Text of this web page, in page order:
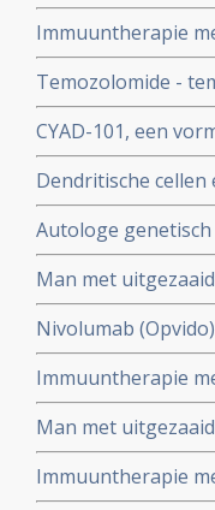
mismatch
pembrolizumab
Immuuntherapie
geeft uitstekende
Temozolomide -
dosis ipilimumab
CYAD-101, een
uitgezaaide
Dendritische
gerandomiseerde
Autologe
(HPV) 16 E6 geeft
HPV gerelateerde
Man met
combinatie van
FOLFOX en
Nivolumab
behandelde
procent een
Immuuntherapie
wordt onderzocht
Man met
immunizing
is al 16 jaar
Immuuntherapie
behandeling